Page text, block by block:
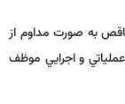
به صورت مداوم از
و اجرايي موظف